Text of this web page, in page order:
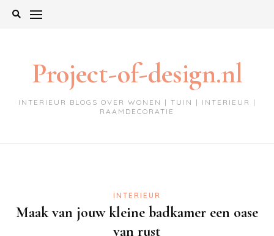
Project-of-design.nl
INTERIEUR BLOGS OVER WONEN | TUIN | INTERIEUR |
RAAMDECORATIE
INTERIEUR
Maak van jouw kleine badkamer een oase
van rust